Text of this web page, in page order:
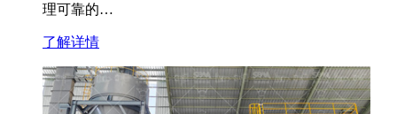
理可靠的…
了解详情